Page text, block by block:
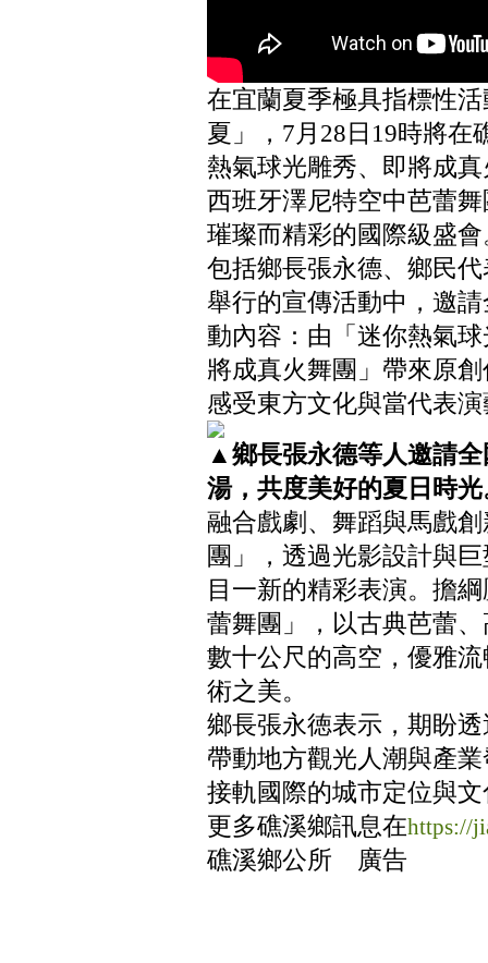
在宜蘭夏季極具指標性
夏」，7月28日19時將在
熱氣球光雕秀、即將成
西班牙澤尼特空中芭蕾
璀璨而精彩的國際級盛會
包括鄉長張永德、鄉民
舉行的宣傳活動中，邀
動內容：由「迷你熱氣
將成真火舞團」帶來原
感受東方文化與當代表
▲鄉長張永德等人邀請
湯，共度美好的夏日時
融合戲劇、舞蹈與馬戲
團」，透過光影設計與
目一新的精彩表演。擔
蕾舞團」，以古典芭蕾
數十公尺的高空，優雅
術之美。
鄉長張永徳表示，期盼
帶動地方觀光人潮與產
接軌國際的城市定位與
更多礁溪鄉訊息在https://
礁溪鄉公所 廣告